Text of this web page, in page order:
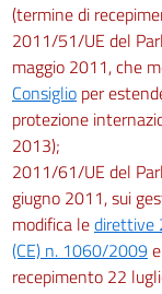
(termine di
2011/51/UE del
maggio 2011, che
Consiglio per
protezione
2013);
2011/61/UE del
giugno 2011, sui
modifica ledirettive
(CE) n. 1060/2009
recepimento 22